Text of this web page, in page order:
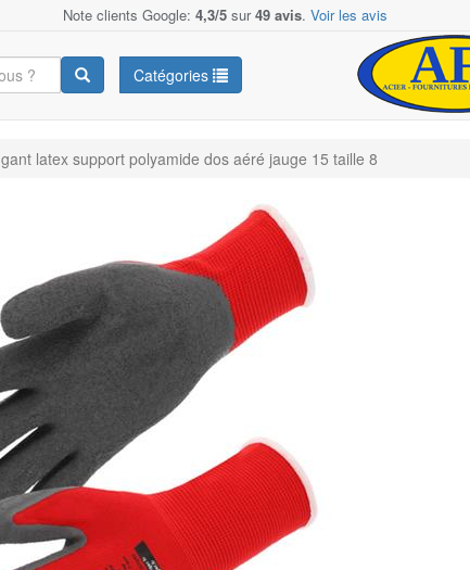
Note clients Google: 4,3/5 sur49 avis. Voir les avis
Catégories
gant latex support polyamide dos aéré jauge 15 taille 8